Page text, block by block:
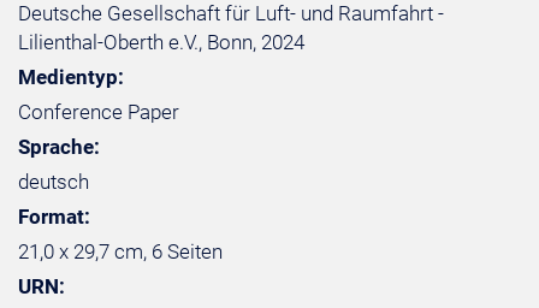
Deutsche Gesellschaft für Luft- und Raumfahrt -
Lilienthal-Oberth e.V., Bonn, 2024
Medientyp:
Conference Paper
Sprache:
deutsch
Format:
21,0 x 29,7 cm, 6 Seiten
URN: